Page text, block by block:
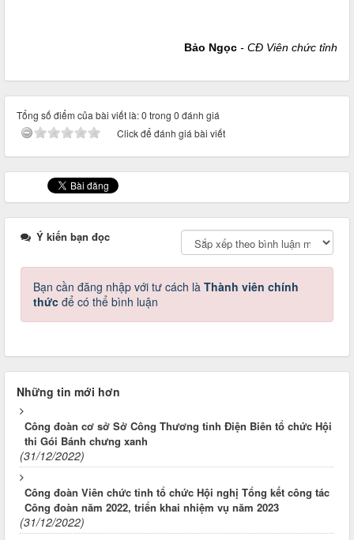
Bảo Ngọc - CĐ Viên chức tỉnh
Tổng số điểm của bài viết là: 0 trong 0 đánh giá
Click để đánh giá bài viết
Ý kiến bạn đọc
Bạn cần đăng nhập với tư cách là Thành viên chính
thức để có thể bình luận
Những tin mới hơn
Công đoàn cơ sở Sở Công Thương tỉnh Điện Biên tổ chức Hội
thi Gói Bánh chưng xanh
(31/12/2022)
Công đoàn Viên chức tỉnh tổ chức Hội nghị Tổng kết công tác
Công đoàn năm 2022, triển khai nhiệm vụ năm 2023
(31/12/2022)